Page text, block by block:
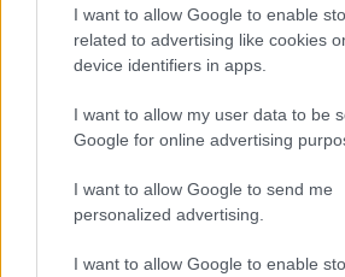
I want to allow Google to enable
related to advertising like cookies
device identifiers in apps.
I want to allow my user data to be
Google for online advertising
I want to allow Google to send me
personalized advertising.
I want to allow Google to enable
hagyományos cigaretták.
Más országokban, például
ahol a kevésbé káros
hagyománya van, ott a
töredéke az európai átlagnak.
a népegészségügyi mutatók is